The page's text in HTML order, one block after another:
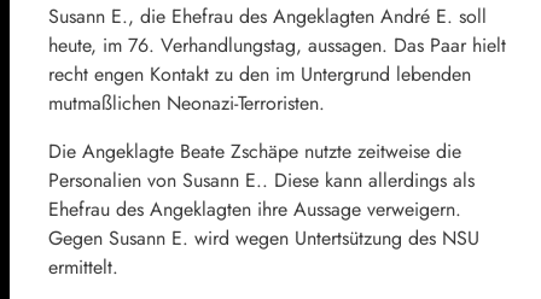
Susann E., die Ehefrau des Angeklagten André E. soll
heute, im 76. Verhandlungstag, aussagen. Das Paar hielt
recht engen Kontakt zu den im Untergrund lebenden
mutmaßlichen Neonazi-Terroristen.
Die Angeklagte Beate Zschäpe nutzte zeitweise die
Personalien von Susann E.. Diese kann allerdings als
Ehefrau des Angeklagten ihre Aussage verweigern.
Gegen Susann E. wird wegen Untertsützung des NSU
ermittelt.